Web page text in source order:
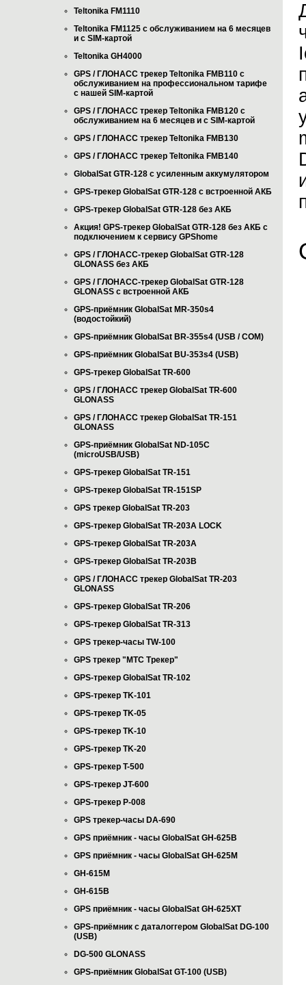
Teltonika FM1110
Teltonika FM1125 с обслуживанием на 6 месяцев
и с SIM-картой
Teltonika GH4000
GPS / ГЛОНАСС трекер Teltonika FMB110 с
обслуживанием на профессиональном тарифе
с нашей SIM-картой
GPS / ГЛОНАСС трекер Teltonika FMB120 с
обслуживанием на 6 месяцев и с SIM-картой
GPS / ГЛОНАСС трекер Teltonika FMB130
GPS / ГЛОНАСС трекер Teltonika FMB140
GlobalSat GTR-128 с усиленным аккумулятором
GPS-трекер GlobalSat GTR-128 с встроенной АКБ
GPS-трекер GlobalSat GTR-128 без АКБ
Акция! GPS-трекер GlobalSat GTR-128 без АКБ с
подключением к сервису GPShome
GPS / ГЛОНАСС-трекер GlobalSat GTR-128
GLONASS без АКБ
GPS / ГЛОНАСС-трекер GlobalSat GTR-128
GLONASS с встроенной АКБ
GPS-приёмник GlobalSat MR-350s4
(водостойкий)
GPS-приёмник GlobalSat BR-355s4 (USB / COM)
GPS-приёмник GlobalSat BU-353s4 (USB)
GPS-трекер GlobalSat TR-600
GPS / ГЛОНАСС трекер GlobalSat TR-600
GLONASS
GPS / ГЛОНАСС трекер GlobalSat TR-151
GLONASS
GPS-приёмник GlobalSat ND-105C
(microUSB/USB)
GPS-трекер GlobalSat TR-151
GPS-трекер GlobalSat TR-151SP
GPS трекер GlobalSat TR-203
GPS-трекер GlobalSat TR-203А LOCK
GPS-трекер GlobalSat TR-203А
GPS-трекер GlobalSat TR-203B
GPS / ГЛОНАСС трекер GlobalSat TR-203
GLONASS
GPS-трекер GlobalSat TR-206
GPS-трекер GlobalSat TR-313
GPS трекер-часы TW-100
GPS трекер "МТС Трекер"
GPS-трекер GlobalSat TR-102
GPS-трекер TK-101
GPS-трекер TK-05
GPS-трекер TK-10
GPS-трекер TK-20
GPS-трекер T-500
GPS-трекер JT-600
GPS-трекер P-008
GPS трекер-часы DA-690
GPS приёмник - часы GlobalSat GH-625B
GPS приёмник - часы GlobalSat GH-625M
GH-615M
GH-615B
GPS приёмник - часы GlobalSat GH-625XT
GPS-приёмник с даталоггером GlobalSat DG-100
(USB)
DG-500 GLONASS
GPS-приёмник GlobalSat GT-100 (USB)